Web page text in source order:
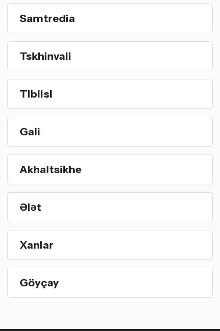
Samtredia
Tskhinvali
Tiblisi
Gali
Akhaltsikhe
Ələt
Xanlar
Göyçay